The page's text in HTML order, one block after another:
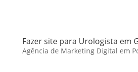
Fazer site para Urologista em
Agência de Marketing Digital em